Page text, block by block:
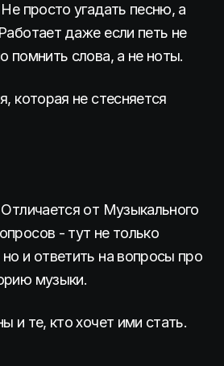
просто угадать песню, а
даже если петь не
помнить слова, а не ноты.
которая не стесняется
от Музыкального
- тут не только
и ответить на вопросы про
музыки.
и те, кто хочет ими стать.